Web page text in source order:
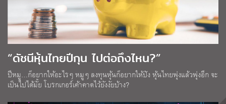
“ดัชนีหุ้นไทยปีกุน ไปต่อถึงไหน?”
ปีหมู…ก็อยากให้อะไรๆ หมูๆ ลงทุนหุ้นก็อยากให้ปัง หุ้นไทยพุ่งแล้วพุ่งอีก จะ
เป็นไปได้มั้ย โบรกเกอร์เค้าคาดไว้ยังงัยบ้าง?